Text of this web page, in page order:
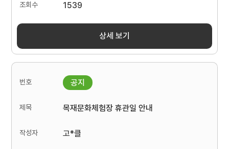
1539
상세 보기
목재문화체험장 휴관일 안내
고*클